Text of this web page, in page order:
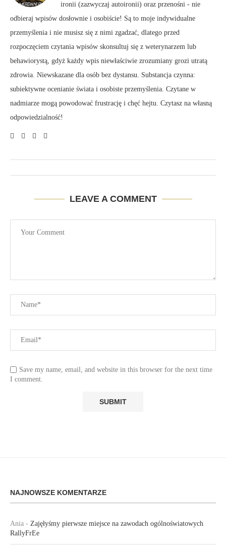
ironii (zazwyczaj autoironii) oraz przenośni - nie
odbieraj wpisów dosłownie i osobiście! Są to moje indywidualne
przemyślenia i nie musisz się z nimi zgadzać, dlatego przed
rozpoczęciem czytania wpisów skonsultuj się z weterynarzem lub
behawiorystą, gdyż każdy wpis niewłaściwie zrozumiany grozi utratą
zdrowia. Niewskazane dla osób bez dystansu. Substancja czynna:
subiektywne ocenianie świata i osobiste przemyślenia. Czytane w
nadmiarze mogą powodować frustrację i chęć hejtu. Czytasz na własną
odpowiedzialność!
LEAVE A COMMENT
Save my name, email, and website in this browser for the next time
I comment.
NAJNOWSZE KOMENTARZE
Ania - Zajęłyśmy pierwsze miejsce na zawodach ogólnoświatowych
RallyFrEe